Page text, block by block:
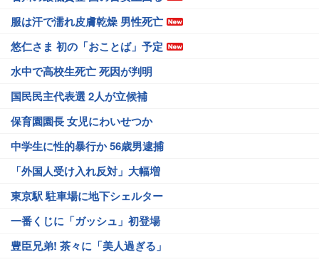
服は汗で濡れ皮膚乾燥 男性死亡
悠仁さま 初の「おことば」予定
水中で高校生死亡 死因が判明
国民民主代表選 2人が立候補
保育園園長 女児にわいせつか
中学生に性的暴行か 56歳男逮捕
「外国人受け入れ反対」大幅増
東京駅 駐車場に地下シェルター
一番くじに「ガッシュ」初登場
豊臣兄弟! 茶々に「美人過ぎる」